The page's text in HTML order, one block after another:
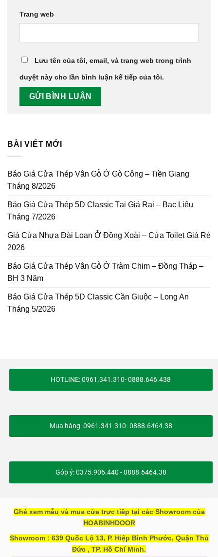
Trang web
Lưu tên của tôi, email, và trang web trong trình
duyệt này cho lần bình luận kế tiếp của tôi.
BÀI VIẾT MỚI
Báo Giá Cửa Thép Vân Gỗ Ở Gò Công – Tiền Giang
Tháng 8/2026
Báo Giá Cửa Thép 5D Classic Tại Giá Rai – Bạc Liêu
Tháng 7/2026
Giá Cửa Nhựa Đài Loan Ở Đồng Xoài – Cửa Toilet Giá Rẻ
2026
Báo Giá Cửa Thép Vân Gỗ Ở Tràm Chim – Đồng Tháp –
BH 3 Năm
Báo Giá Cửa Thép 5D Classic Cần Giuộc – Long An
Tháng 5/2026
HOTLINE: 0961.341.310- 0888.646.438
Mua hàng: 0961.341.310- 0888.6464.38
Góp ý: 0375.906.440 - 0888.6464.38
Ghé xem mẫu và mua cửa trực tiếp tại các Showroom của
HOABINHDOOR
Showroom : 639 Quốc Lộ 13, P. Hiệp Bình Phước, Quận Thủ
Đức , TP. Hồ Chí Minh.